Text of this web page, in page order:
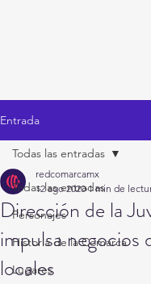
Entrada
Todas las entradas
Personajes
Historia de la Comarca
Lugares
Todas las entradas
Dirección de la
impulsa negocios
locales
redcomarcamx
12 ago 2020 1 min de